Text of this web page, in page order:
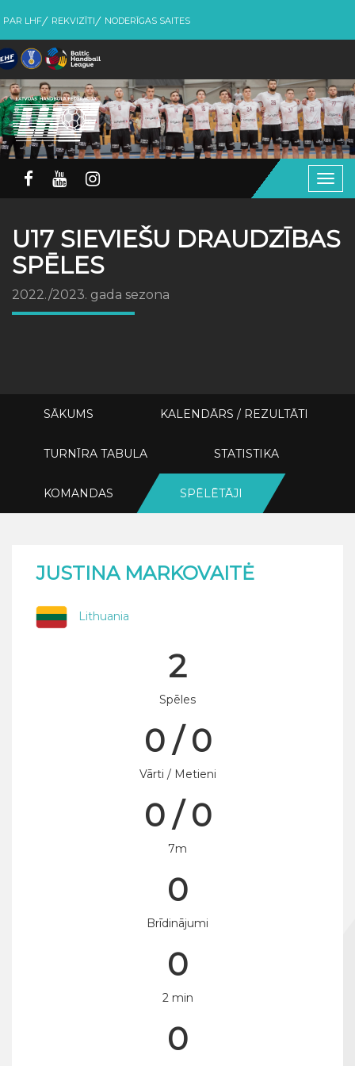
PAR LHF REKVIZĪTI NODERĪGAS SAITES
U17 SIEVIEŠU DRAUDZĪBAS
SPĒLES
2022./2023. gada sezona
SĀKUMS KALENDĀRS / REZULTĀTI
TURNĪRA TABULA STATISTIKA
KOMANDAS SPĒLĒTĀJI
JUSTINA MARKOVAITĖ
Lithuania
2
Spēles
0 / 0
Vārti / Metieni
0 / 0
7m
0
Brīdinājumi
0
2 min
0